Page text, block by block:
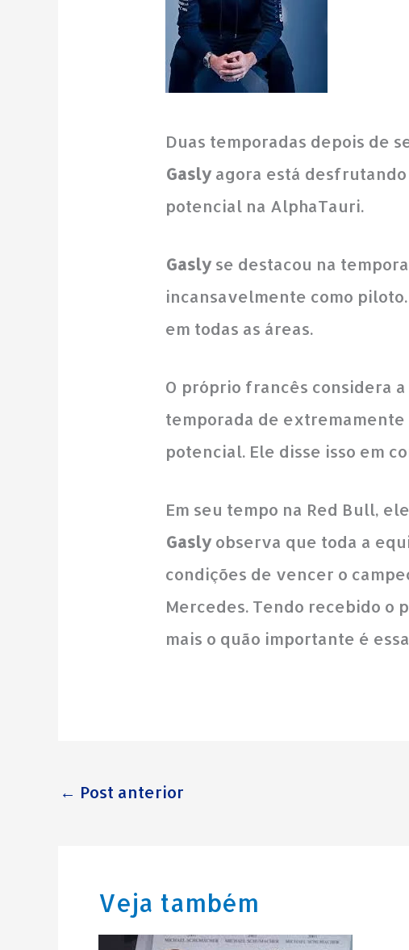
Duas temporadas depois de
Gasly agora está
potencial na AlphaTauri.
Gasly se destacou na
incansavelmente como
em todas as áreas.
O próprio francês considera
temporada de
potencial. Ele disse isso em
Em seu tempo na Red Bull,
Gasly observa que toda a
condições de vencer o
Mercedes. Tendo recebido o
mais o quão importante é
← Post anterior
Veja também